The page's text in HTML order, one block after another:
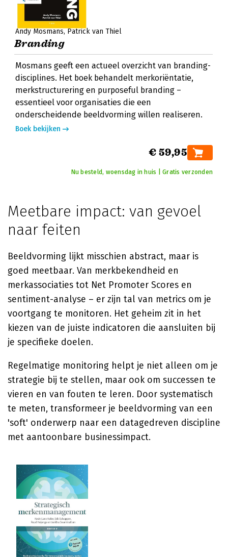
Andy Mosmans Patrick van Thiel
Branding
Mosmans geeft een actueel overzicht van branding-
disciplines. Het boek behandelt merkoriëntatie,
merkstructurering en purposeful branding –
essentieel voor organisaties die een
onderscheidende beeldvorming willen realiseren.
Boek bekijken
€ 59,95
Nu besteld, woensdag in huis | Gratis verzonden
Meetbare impact: van gevoel
naar feiten
Beeldvorming lijkt misschien abstract, maar is
goed meetbaar. Van merkbekendheid en
merkassociaties tot Net Promoter Scores en
sentiment-analyse – er zijn tal van metrics om je
voortgang te monitoren. Het geheim zit in het
kiezen van de juiste indicatoren die aansluiten bij
je specifieke doelen.
Regelmatige monitoring helpt je niet alleen om je
strategie bij te stellen, maar ook om successen te
vieren en van fouten te leren. Door systematisch
te meten, transformeer je beeldvorming van een
'soft' onderwerp naar een datagedreven discipline
met aantoonbare businessimpact.